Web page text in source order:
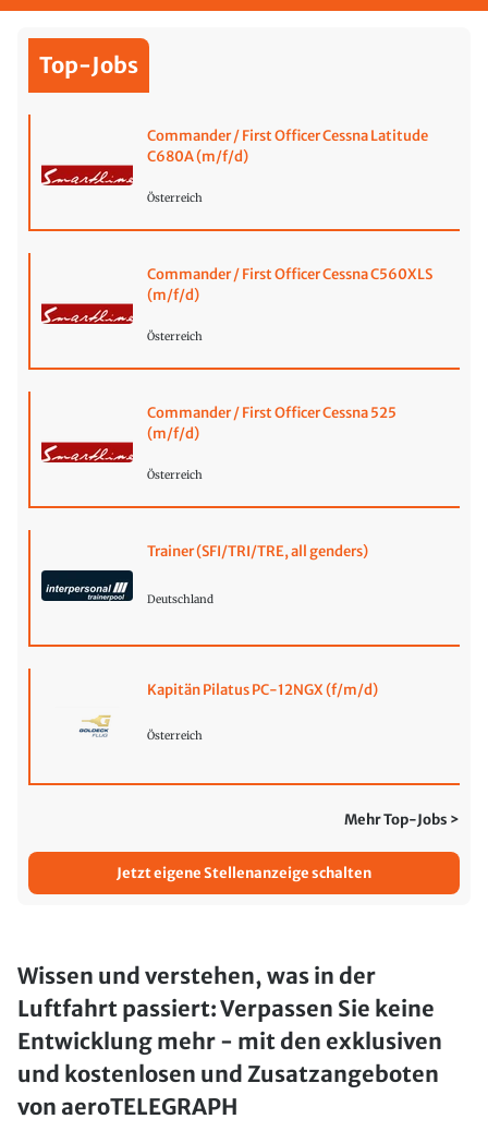
Top-Jobs
Commander / First Officer Cessna Latitude
C680A (m/f/d)
Österreich
Commander / First Officer Cessna C560XLS
(m/f/d)
Österreich
Commander / First Officer Cessna 525
(m/f/d)
Österreich
Trainer (SFI/TRI/TRE, all genders)
Deutschland
Kapitän Pilatus PC-12NGX (f/m/d)
Österreich
Mehr Top-Jobs >
Jetzt eigene Stellenanzeige schalten
Wissen und verstehen, was in der
Luftfahrt passiert: Verpassen Sie keine
Entwicklung mehr - mit den exklusiven
und kostenlosen und Zusatzangeboten
von aeroTELEGRAPH